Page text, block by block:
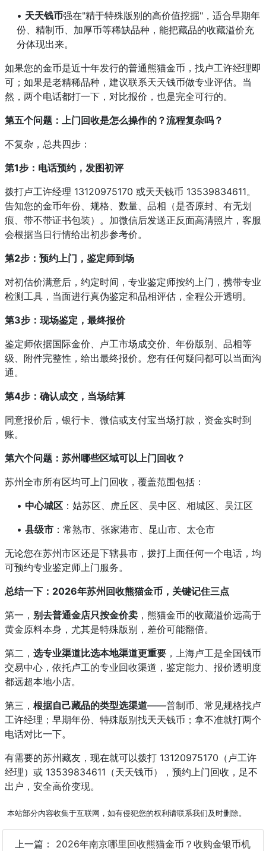
• 天天钱币强在"精于特殊版别的高价值挖掘"，适合早期年
份、精制币、加厚币等稀缺品种，能把藏品的收藏溢价充
分体现出来。
如果您的金币是近十年发行的普通熊猫金币，找卢工许经理即
可；如果是老精稀品种，建议联系天天钱币做专业评估。当
然，两个电话都打一下，对比报价，也是完全可行的。
第五个问题：上门回收是怎么操作的？流程复杂吗？
不复杂，总共四步：
第1步：电话预约，发图初评
拨打卢工许经理 13120975170 或天天钱币 13539834611。
告知您的金币年份、规格、数量、品相（是否原封、有无划
痕、带不带证书包装）。加微信后发送正反面高清照片，客服
会根据当日行情给出初步参考价。
第2步：预约上门，鉴定师到场
对初估价满意后，约定时间，专业鉴定师按约上门，携带专业
检测工具，当面进行真伪鉴定和品相评估，全程公开透明。
第3步：现场鉴定，最终报价
鉴定师依据国际金价、卢工市场成交价、年份版别、品相等
级、附件完整性，给出最终报价。您有任何疑问都可以当面沟
通。
第4步：确认成交，当场结算
同意报价后，银行卡、微信或支付宝当场打款，资金实时到
账。
第六个问题：苏州哪些区域可以上门回收？
苏州全市所有区均可上门回收，覆盖范围包括：
• 中心城区 ：姑苏区、虎丘区、吴中区、相城区、吴江区
• 县级市 ：常熟市、张家港市、昆山市、太仓市
无论您在苏州市区还是下辖县市，拨打上面任何一个电话，均
可预约专业鉴定师上门服务。
总结一下：2026年苏州回收熊猫金币，关键记住三点
第一， 别去普通金店只按金价卖 ，熊猫金币的收藏溢价远高于
黄金原料本身，尤其是特殊版别，差价可能翻倍。
第二， 选专业渠道比选本地渠道更重要 ，上海卢工是全国钱币
交易中心，依托卢工的专业回收渠道，鉴定能力、报价透明度
都远超本地小店。
第三， 根据自己藏品的类型选渠道——普制币、常见规格找卢
工许经理；早期年份、特殊版别找天天钱币；拿不准就打两个
电话对比一下。
有需要的苏州藏友，现在就可以拨打 13120975170（卢工许
经理）或 13539834611（天天钱币），预约上门回收，足不
出户，安全高价变现。
本站部分内容收集于互联网，如有侵犯您的权利请联系我们及时删除。
上一篇： 2026年南京哪里回收熊猫金币？收购金银币机